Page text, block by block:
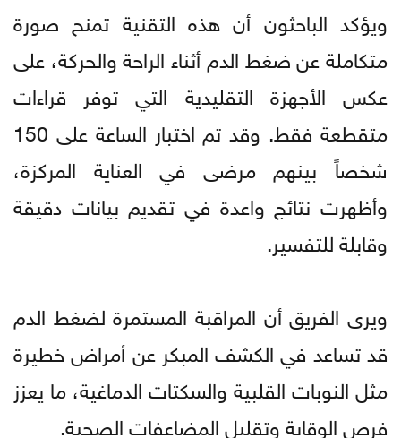
ويؤكد الباحثون أن هذه التقنية تمنح صورة
متكاملة عن ضغط الدم أثناء الراحة والحركة، على
عكس الأجهزة التقليدية التي توفر قراءات
متقطعة فقط. وقد تم اختبار الساعة على 150
شخصاً بينهم مرضى في العناية المركزة،
وأظهرت نتائج واعدة في تقديم بيانات دقيقة
وقابلة للتفسير.
ويرى الفريق أن المراقبة المستمرة لضغط الدم
قد تساعد في الكشف المبكر عن أمراض خطيرة
مثل النوبات القلبية والسكتات الدماغية، ما يعزز
فرص الوقاية وتقليل المضاعفات الصحية.